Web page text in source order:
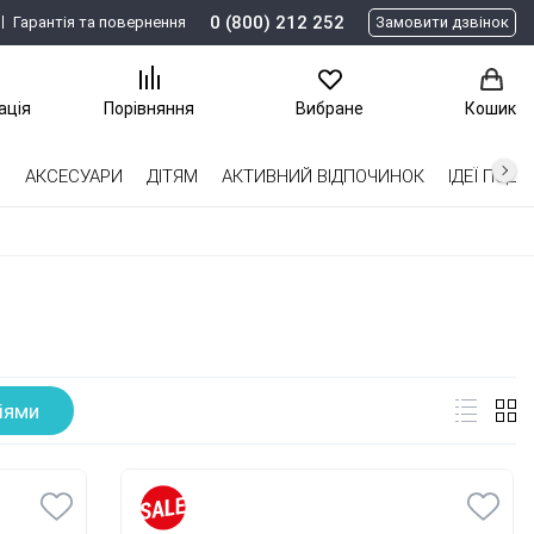
Гарантія та повернення 0 (800) 212 252 Замовити дзвінок
Порівняння Вибране Кошик
АКСЕСУАРИ ДІТЯМ АКТИВНИЙ ВІДПОЧИНОК ІДЕЇ